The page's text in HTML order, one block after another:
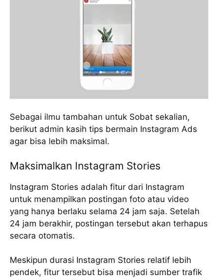
Sebagai ilmu tambahan untuk Sobat sekalian,
berikut admin kasih tips bermain Instagram Ads
agar bisa lebih maksimal.
Maksimalkan Instagram Stories
Instagram Stories adalah fitur dari Instagram
untuk menampilkan postingan foto atau video
yang hanya berlaku selama 24 jam saja. Setelah
24 jam berakhir, postingan tersebut akan terhapus
secara otomatis.
Meskipun durasi Instagram Stories relatif lebih
pendek, fitur tersebut bisa menjadi sumber trafik